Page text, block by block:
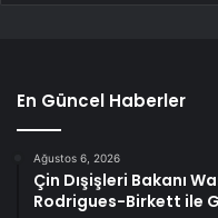
En Güncel Haberler
Ağustos 6, 2026
Çin Dışişleri Bakanı
Rodrigues-Birkett ile